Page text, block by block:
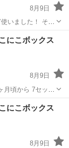
8月9日
いました！ それ
レームノーリター
ベビー
にこボックス
8月9日
7セット
ピー
にこボックス
8月9日